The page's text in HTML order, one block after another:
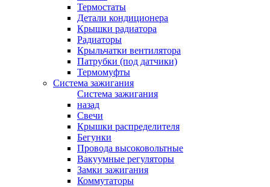
Термостаты
Детали кондиционера
Крышки радиатора
Радиаторы
Крыльчатки вентилятора
Патрубки (под датчики)
Термомуфты
Система зажигания
Система зажигания
назад
Свечи
Крышки распределителя
Бегунки
Провода высоковольтные
Вакуумные регуляторы
Замки зажигания
Коммутаторы